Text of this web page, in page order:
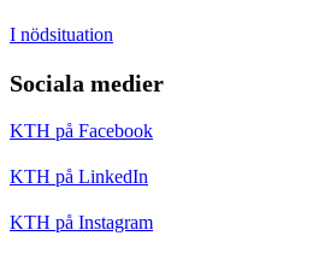
I nödsituation
Sociala medier
KTH på Facebook
KTH på LinkedIn
KTH på Instagram